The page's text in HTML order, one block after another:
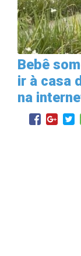
Bebê
ir à casa
na